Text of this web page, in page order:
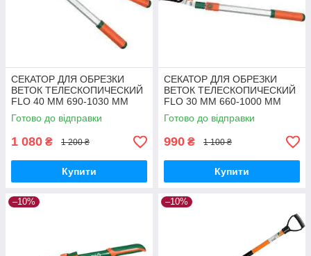
СЕКАТОР ДЛЯ ОБРЕЗКИ
ВЕТОК ТЕЛЕСКОПИЧЕСКИЙ
FLO 40 ММ 690-1030 ММ
Готово до відправки
1 080 ₴ 1 200 ₴
Купити
СЕКАТОР ДЛЯ ОБРЕЗКИ
ВЕТОК ТЕЛЕСКОПИЧЕСКИЙ
FLO 30 ММ 660-1000 ММ
Готово до відправки
990 ₴ 1 100 ₴
Купити
–10% –10%